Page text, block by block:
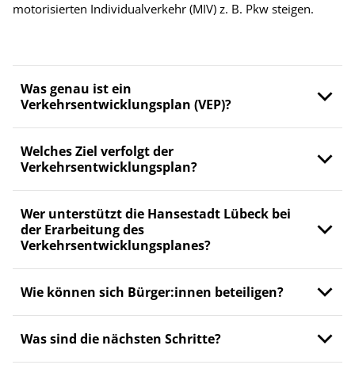
motorisierten Individualverkehr (MIV) z. B. Pkw steigen.
Was genau ist ein
Verkehrsentwicklungsplan (VEP)?
Welches Ziel verfolgt der
Verkehrsentwicklungsplan?
Wer unterstützt die Hansestadt Lübeck bei
der Erarbeitung des
Verkehrsentwicklungsplanes?
Wie können sich Bürger:innen beteiligen?
Was sind die nächsten Schritte?